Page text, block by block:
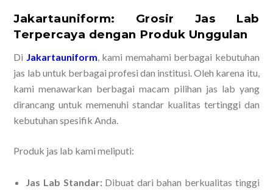
Jakartauniform: Grosir Jas Lab
Terpercaya dengan Produk Unggulan
Di Jakartauniform, kami memahami berbagai kebutuhan
jas lab untuk berbagai profesi dan institusi. Oleh karena itu,
kami menawarkan berbagai macam pilihan jas lab yang
dirancang untuk memenuhi standar kualitas tertinggi dan
kebutuhan spesifik Anda.
Produk jas lab kami meliputi:
Jas Lab Standar:Dibuat dari bahan berkualitas tinggi